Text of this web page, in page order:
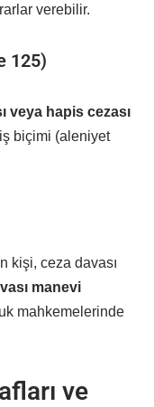
verebilir.
125)
veya hapis cezası
biçimi (aleniyet
kişi, ceza davası
manevi
mahkemelerinde
ve